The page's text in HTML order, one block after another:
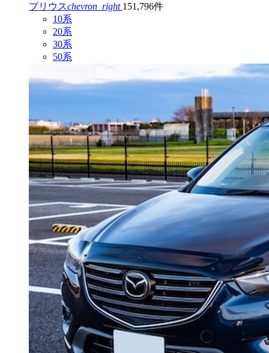
プリウスchevron_right 151,796件
10系
20系
30系
50系